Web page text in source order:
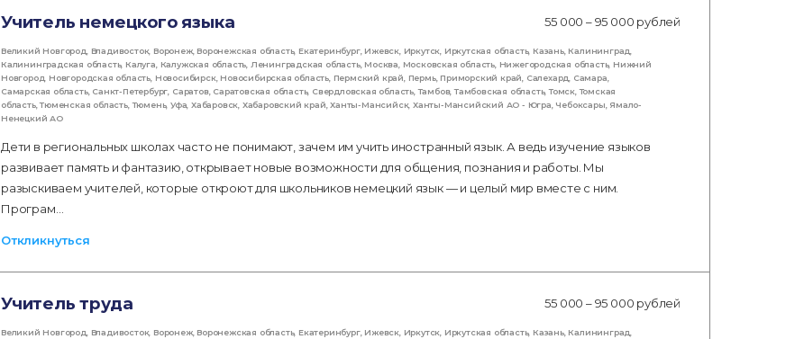
Учитель немецкого языка 55 000 – 95 000 рублей
Великий Новгород Владивосток, Воронеж, Воронежская область, Екатеринбург, Ижевск, Иркутск Иркутская область, Казань, Калининград
Калининградская область, Калуга Калужская область Ленинградская область, Москва Московская область, Нижегородская область, Нижний
Новгород Новгородская область Новосибирск, Новосибирская область, Пермский край Пермь, Приморский край Салехард Самара
Самарская область, Санкт-Петербург Саратов, Саратовская область, Свердловская область,Тамбов,Тамбовская область,Томск,Томская
область,Тюменская область,Тюмень, Уфа Хабаровск Хабаровский край ,Ханты-Мансийск, Ханты-Мансийский АО - Югра Чебоксары Ямало-
Ненецкий АО
Дети в региональных школах часто не понимают, зачем им учить иностранный язык. А ведь изучение языков
развивает память и фантазию, открывает новые возможности для общения, познания и работы. Мы
разыскиваем учителей, которые откроют для школьников немецкий язык — и целый мир вместе с ним.
Програм…
Откликнуться
Учитель труда 55 000 – 95 000 рублей
Великий Новгород Владивосток, Воронеж, Воронежская область, Екатеринбург, Ижевск, Иркутск Иркутская область, Казань, Калининград